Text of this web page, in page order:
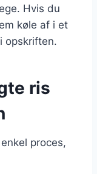
Hvis du
køle af i et
opskriften.
ris
proces,